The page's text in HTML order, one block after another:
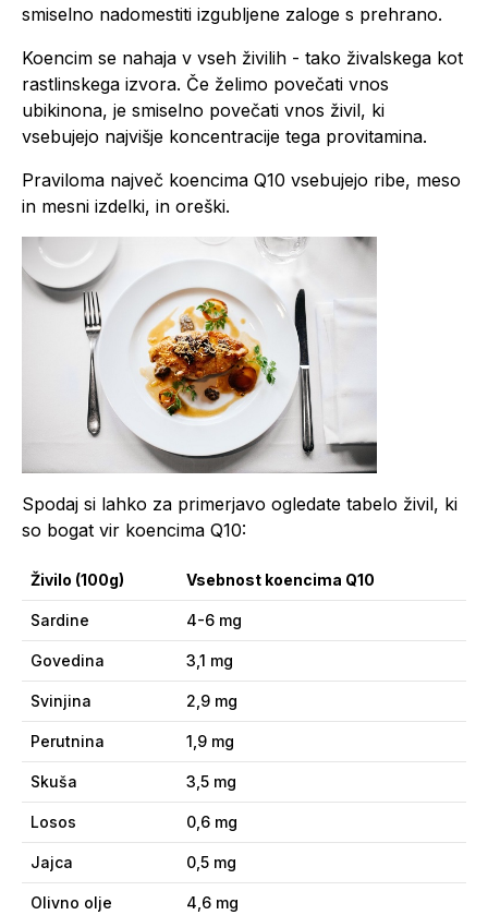
smiselno nadomestiti izgubljene zaloge s prehrano.
Koencim se nahaja v vseh živilih - tako živalskega kot
rastlinskega izvora. Če želimo povečati vnos
ubikinona, je smiselno povečati vnos živil, ki
vsebujejo najvišje koncentracije tega provitamina.
Praviloma največ koencima Q10 vsebujejo ribe, meso
in mesni izdelki, in oreški.
Spodaj si lahko za primerjavo ogledate tabelo živil, ki
so bogat vir koencima Q10:
Živilo (100g) Vsebnost koencima Q10
Sardine 4-6 mg
Govedina 3,1 mg
Svinjina 2,9 mg
Perutnina 1,9 mg
Skuša 3,5 mg
Losos 0,6 mg
Jajca 0,5 mg
Olivno olje 4,6 mg